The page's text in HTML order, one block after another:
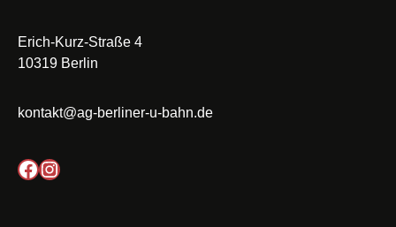
Erich-Kurz-Straße 4
10319 Berlin
kontakt@ag-berliner-u-bahn.de
Facebook Instagram